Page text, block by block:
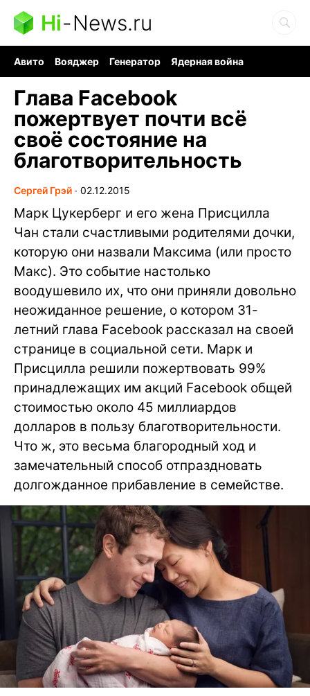
Hi-News.ru
Авито Вояджер Генератор
Ядерная война
Глава Facebook
пожертвует почти всё
своё состояние на
благотворительность
Сергей Грэй ∙ 02.12.2015
Марк Цукерберг и его жена Присцилла
Чан стали счастливыми родителями дочки,
которую они назвали Максима (или просто
Макс). Это событие настолько
воодушевило их, что они приняли довольно
неожиданное решение, о котором 31-
летний глава Facebook рассказал на своей
странице в социальной сети. Марк и
Присцилла решили пожертвовать 99%
принадлежащих им акций Facebook общей
стоимостью около 45 миллиардов
долларов в пользу благотворительности.
Что ж, это весьма благородный ход и
замечательный способ отпраздновать
долгожданное прибавление в семействе.